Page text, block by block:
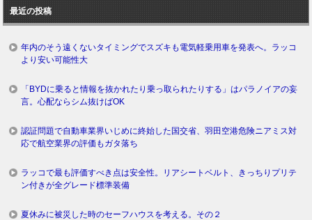
グ
最近の投稿
年内のそう遠くないタイミングでスズキも電気軽乗用車を発表へ。ラッコ
より安い可能性大
「BYDに乗ると情報を抜かれたり乗っ取られたりする」はパラノイアの妄
言。心配ならシム抜けばOK
認証問題で自動車業界いじめに終始した国交省、羽田空港危険ニアミス対
応で航空業界の評価もガタ落ち
ラッコで最も評価すべき点は安全性。リアシートベルト、きっちりプリテ
ン付きが全グレード標準装備
夏休みに被災した時のセーフハウスを考える。その２